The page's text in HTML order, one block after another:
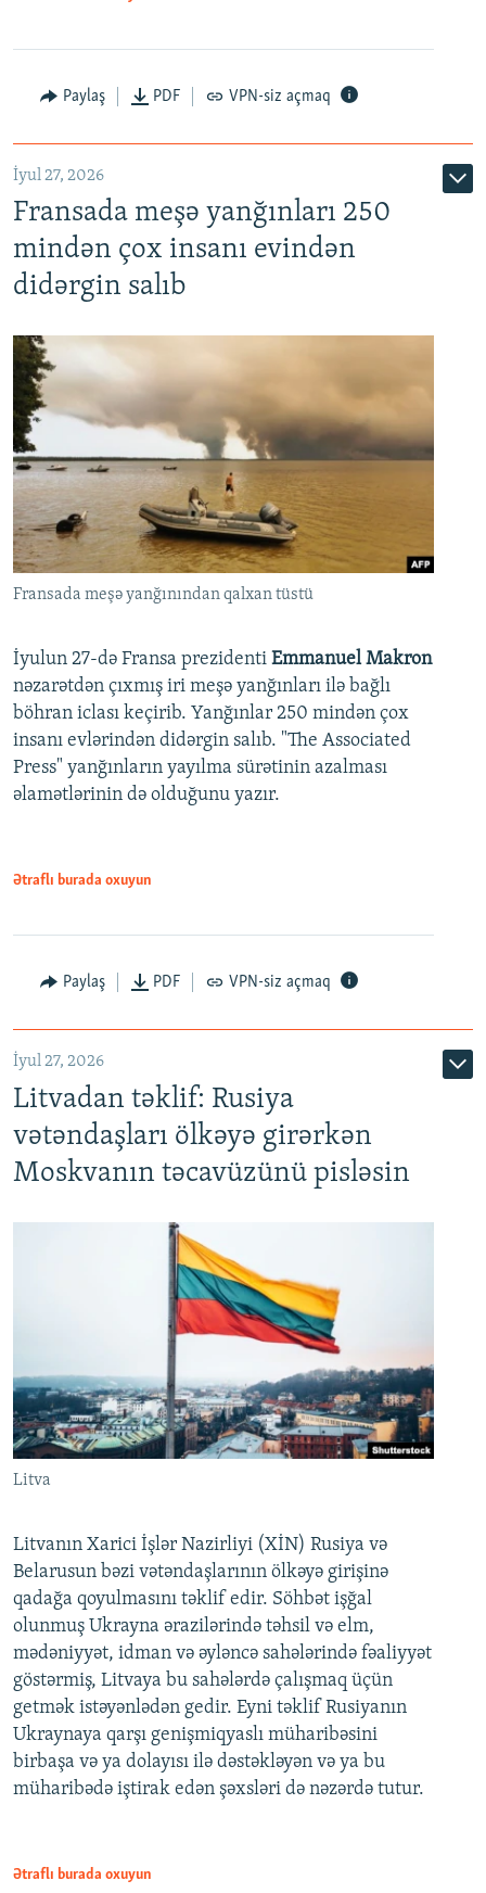
Paylaş PDF VPN-siz açmaq
İyul 27, 2026
Fransada meşə yanğınları 250
mindən çox insanı evindən
didərgin salıb
Fransada meşə yanğınından qalxan tüstü
İyulun 27-də Fransa prezidenti Emmanuel Makron
nəzarətdən çıxmış iri meşə yanğınları ilə bağlı
böhran iclası keçirib. Yanğınlar 250 mindən çox
insanı evlərindən didərgin salıb. "The Associated
Press" yanğınların yayılma sürətinin azalması
əlamətlərinin də olduğunu yazır.
Ətraflı burada oxuyun
Paylaş PDF VPN-siz açmaq
İyul 27, 2026
Litvadan təklif: Rusiya
vətəndaşları ölkəyə girərkən
Moskvanın təcavüzünü pisləsin
Litva
Litvanın Xarici İşlər Nazirliyi (XİN) Rusiya və
Belarusun bəzi vətəndaşlarının ölkəyə girişinə
qadağa qoyulmasını təklif edir. Söhbət işğal
olunmuş Ukrayna ərazilərində təhsil və elm,
mədəniyyət, idman və əyləncə sahələrində fəaliyyət
göstərmiş, Litvaya bu sahələrdə çalışmaq üçün
getmək istəyənlədən gedir. Eyni təklif Rusiyanın
Ukraynaya qarşı genişmiqyaslı müharibəsini
birbaşa və ya dolayısı ilə dəstəkləyən və ya bu
müharibədə iştirak edən şəxsləri də nəzərdə tutur.
Ətraflı burada oxuyun